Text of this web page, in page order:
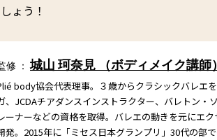
ょう！
修 ：城山 珂奈見 （ボディメイク講師）
body協会代表理事。３歳からクラシックバレエ
、JCDAチアダンスインストラクター、バレトン・
ーナーなどの資格を取得。バレエの動きを元にエ
発。2015年に「ミセス日本グランプリ」30代の部